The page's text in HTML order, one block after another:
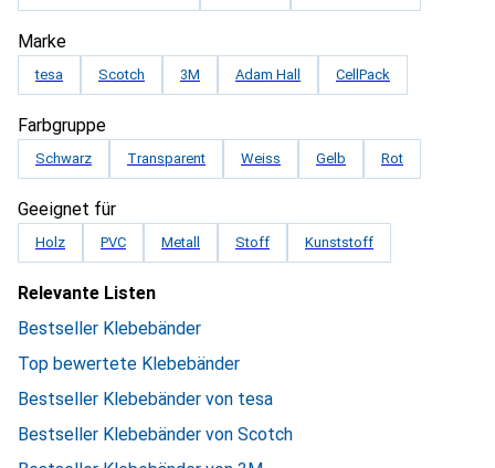
Marke
tesa Scotch 3M Adam Hall CellPack
Farbgruppe
Schwarz Transparent Weiss Gelb Rot
Geeignet für
Holz PVC Metall Stoff Kunststoff
Relevante Listen
Bestseller Klebebänder
Top bewertete Klebebänder
Bestseller Klebebänder von tesa
Bestseller Klebebänder von Scotch